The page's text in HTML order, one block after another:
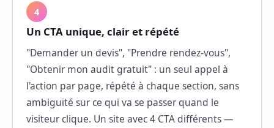
4
Un CTA unique, clair et répété
"Demander un devis", "Prendre rendez-vous",
"Obtenir mon audit gratuit" : un seul appel à
l'action par page, répété à chaque section, sans
ambiguïté sur ce qui va se passer quand le
visiteur clique. Un site avec 4 CTA différents —